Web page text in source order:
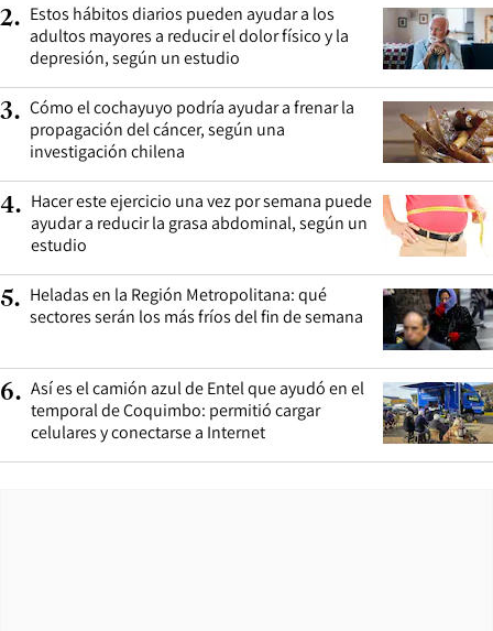
2. Estos hábitos diarios pueden ayudar a los
adultos mayores a reducir el dolor físico y la
depresión, según un estudio
3. Cómo el cochayuyo podría ayudar a frenar la
propagación del cáncer, según una
investigación chilena
4. Hacer este ejercicio una vez por semana puede
ayudar a reducir la grasa abdominal, según un
estudio
5. Heladas en la Región Metropolitana: qué
sectores serán los más fríos del fin de semana
6. Así es el camión azul de Entel que ayudó en el
temporal de Coquimbo: permitió cargar
celulares y conectarse a Internet